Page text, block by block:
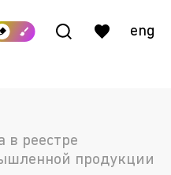
eng
в реестре
продукции